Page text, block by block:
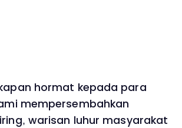
hormat kepada para
mempersembahkan
warisan luhur masyarakat